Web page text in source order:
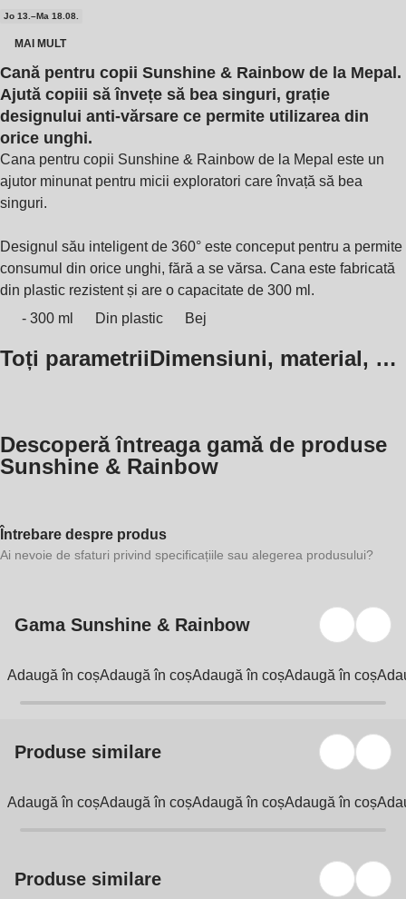
Jo 13.–Ma 18.08.
MAI MULT
Cană pentru copii Sunshine & Rainbow de la Mepal.
Ajută copiii să învețe să bea singuri, grație
designului anti-vărsare ce permite utilizarea din
orice unghi.
Cana pentru copii Sunshine & Rainbow de la Mepal este un
ajutor minunat pentru micii exploratori care învață să bea
singuri.
Designul său inteligent de 360° este conceput pentru a permite
consumul din orice unghi, fără a se vărsa. Cana este fabricată
din plastic rezistent și are o capacitate de 300 ml.
- 300 ml
Din plastic Bej
Toți parametriiDimensiuni, material, …
Descoperă întreaga gamă de produse
Sunshine & Rainbow
Întrebare despre produs
Ai nevoie de sfaturi privind specificațiile sau alegerea produsului?
Gama Sunshine & Rainbow
Adaugă în coșAdaugă în coșAdaugă în coșAdaugă în coș
Produse similare
Adaugă în coșAdaugă în coșAdaugă în coșAdaugă în coș
Produse similare